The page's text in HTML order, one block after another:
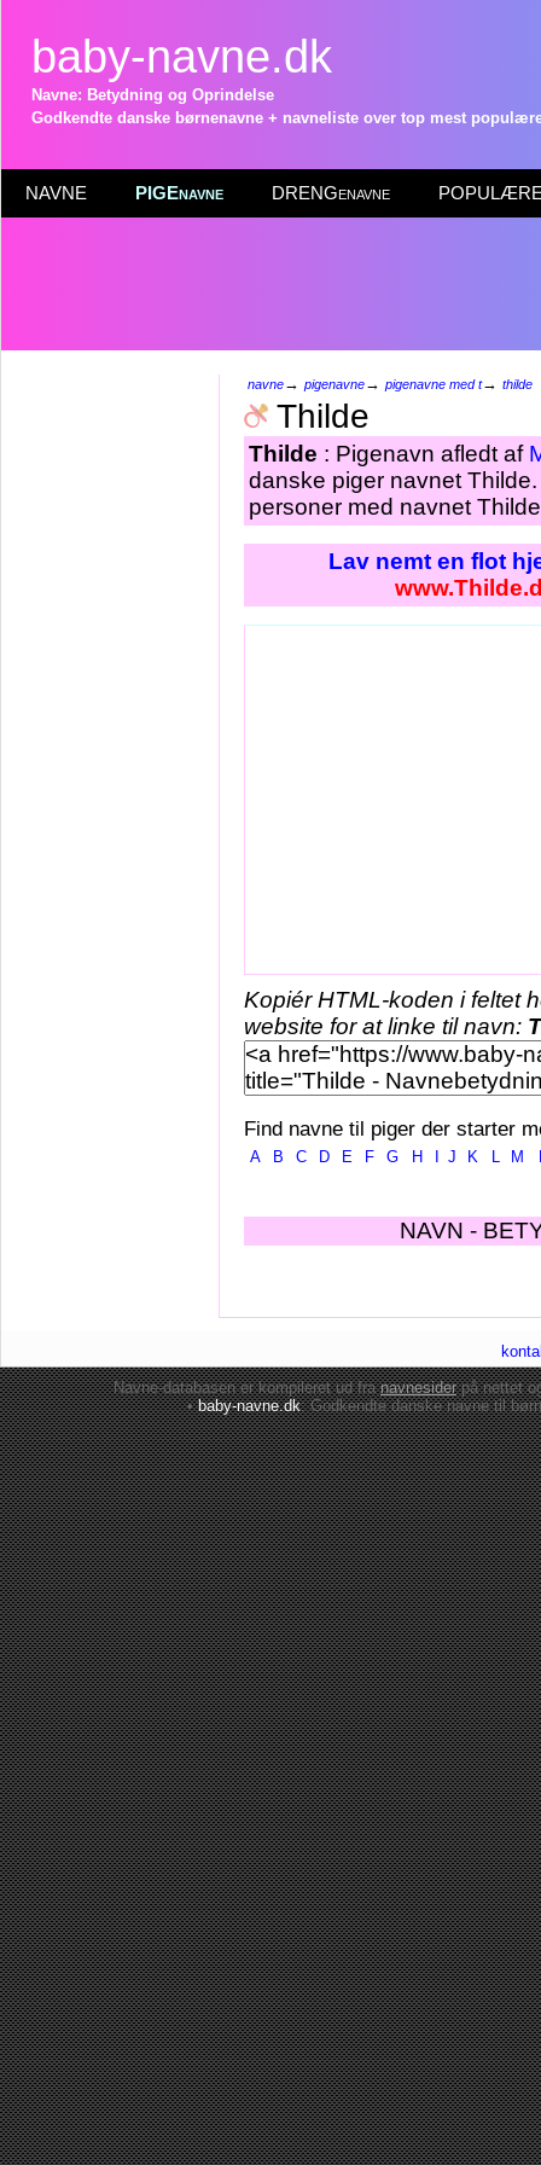
baby-navne.dk
Navne: Betydning og Oprindelse
Godkendte danske børnenavne + navneliste over top mest
NAVNE PIGEnavne DRENGenavne POPULÆRE
navne→ pigenavne→ pigenavne med t→ thilde
Thilde
Thilde : Pigenavn afledt af
danske piger navnet
personer med navnet
Lav nemt en flot
Kopiér HTML-koden i feltet
website for at linke til navn:
Find navne til piger der starter
A B C D E F G H J K L M
NAVN -
Navne-databasen er kompileret ud franavnesiderpå nettet
•baby-navne.dk: Godkendte danskenavne til børn